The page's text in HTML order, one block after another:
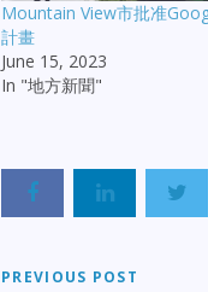
Mountain View市批准
計畫
June 15, 2023
In "地方新聞"
PREVIOUS POST